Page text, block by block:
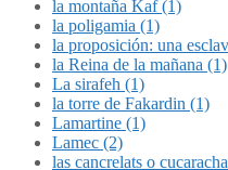
la montaña Kaf (1)
la poligamia (1)
la proposición: una
la Reina de la mañana (1)
La sirafeh (1)
la torre de Fakardin (1)
Lamartine (1)
Lamec (2)
las cancrelats o